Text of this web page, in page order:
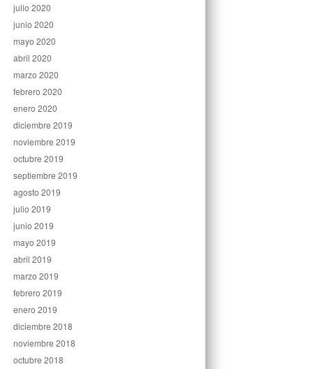
julio 2020
junio 2020
mayo 2020
abril 2020
marzo 2020
febrero 2020
enero 2020
diciembre 2019
noviembre 2019
octubre 2019
septiembre 2019
agosto 2019
julio 2019
junio 2019
mayo 2019
abril 2019
marzo 2019
febrero 2019
enero 2019
diciembre 2018
noviembre 2018
octubre 2018